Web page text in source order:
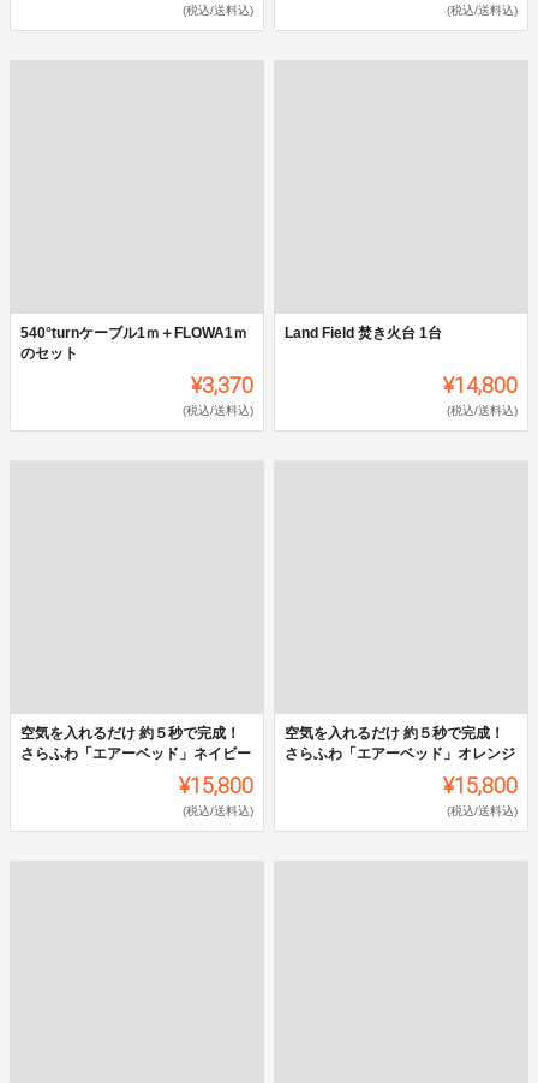
(税込/送料込) (税込/送料込)
540°turnケーブル1ｍ＋FLOWA1ｍ
のセット
¥3,370
(税込/送料込)
Land Field 焚き火台 1台
¥14,800
(税込/送料込)
空気を入れるだけ 約５秒で完成！
さらふわ「エアーベッド」ネイビー
¥15,800
(税込/送料込)
空気を入れるだけ 約５秒で完成！
さらふわ「エアーベッド」オレンジ
¥15,800
(税込/送料込)